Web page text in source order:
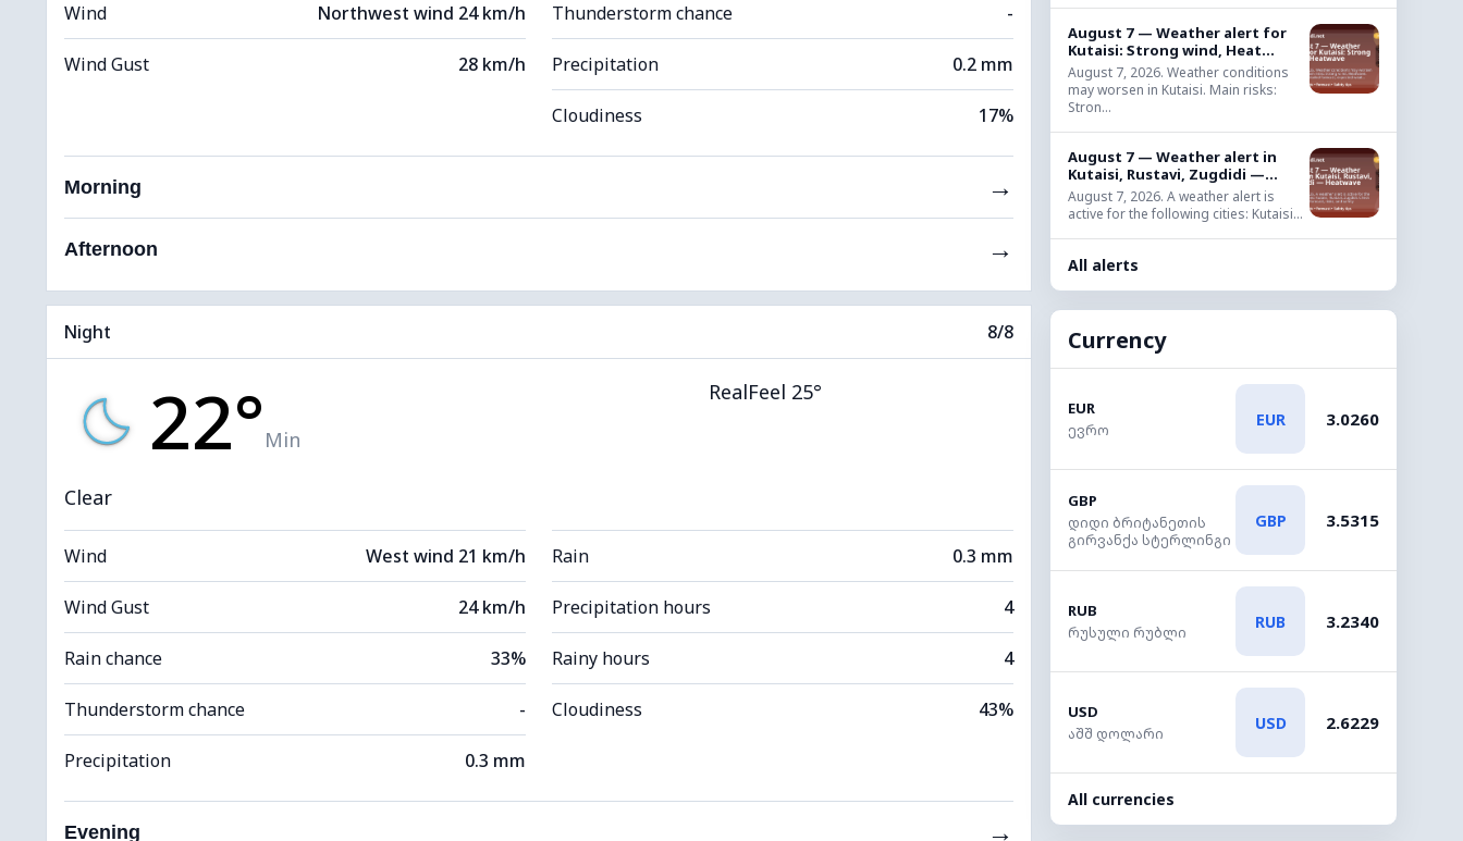
Wind Northwest wind 24 km/h
Wind Gust 28 km/h
Thunderstorm chance -
Precipitation 0.2 mm
Cloudiness 17%
Morning →
Afternoon →
Night 8/8
22° Min
RealFeel 25°
Clear
Wind West wind 21 km/h
Wind Gust 24 km/h
Rain chance 33%
Thunderstorm chance -
Precipitation 0.3 mm
Rain 0.3 mm
Precipitation hours 4
Rainy hours 4
Cloudiness 43%
Evening →
August 7 — Weather alert for
Kutaisi: Strong wind, Heat...
August 7, 2026. Weather conditions
may worsen in Kutaisi. Main risks:
Stron...
August 7 — Weather alert in
Kutaisi, Rustavi, Zugdidi —...
August 7, 2026. A weather alert is
active for the following cities: Kutaisi...
All alerts
Currency
EUR
ევრო
EUR 3.0260
GBP
დიდი ბრიტანეთის
გირვანქა სტერლინგი
GBP 3.5315
RUB
რუსული რუბლი
RUB 3.2340
USD
აშშ დოლარი
USD 2.6229
All currencies